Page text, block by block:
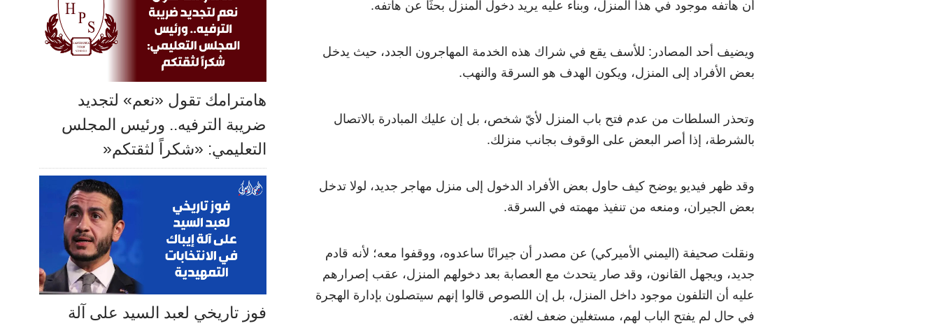
أن هاتفه موجود في هذا المنزل، وبناء عليه يريد دخول المنزل بحثًا عن هاتفه.
ويضيف أحد المصادر: للأسف يقع في شراك هذه الخدمة المهاجرون الجدد، حيث يدخل
بعض الأفراد إلى المنزل، ويكون الهدف هو السرقة والنهب.
وتحذر السلطات من عدم فتح باب المنزل لأيّ شخص، بل إن عليك المبادرة بالاتصال
بالشرطة، إذا أصر البعض على الوقوف بجانب منزلك.
وقد ظهر فيديو يوضح كيف حاول بعض الأفراد الدخول إلى منزل مهاجر جديد، لولا تدخل
بعض الجيران، ومنعه من تنفيذ مهمته في السرقة.
ونقلت صحيفة (اليمني الأميركي) عن مصدر أن جيرانًا ساعدوه، ووقفوا معه؛ لأنه قادم
جديد، ويجهل القانون، وقد صار يتحدث مع العصابة بعد دخولهم المنزل، عقب إصرارهم
عليه أن التلفون موجود داخل المنزل، بل إن اللصوص قالوا إنهم سيتصلون بإدارة الهجرة
في حال لم يفتح الباب لهم، مستغلين ضعف لغته.
هامترامك تقول «نعم» لتجديد
ضريبة الترفيه.. ورئيس المجلس
التعليمي: «شكراً لثقتكم«
فوز تاريخي لعبد السيد على آلة